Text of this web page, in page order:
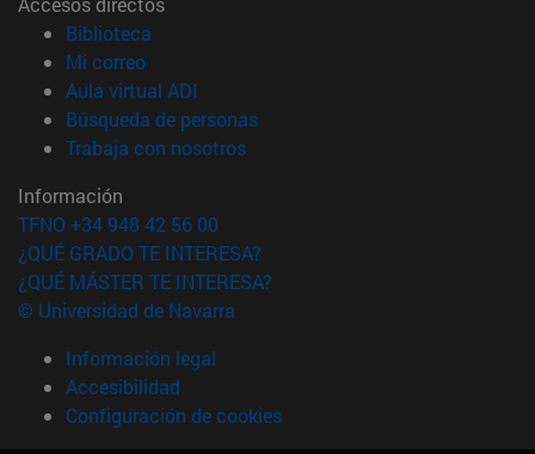
Biblioteca
Mi correo(abre en nueva ventana)
Aula virtual ADI
Búsqueda de personas(abre en nueva ventana)
Trabaja con nosotros(abre en nueva ventana)
Información
TFNO +34 948 42 56 00
¿QUÉ GRADO TE INTERESA?
¿QUÉ MÁSTER TE INTERESA?
© Universidad de Navarra
Información legal
Accesibilidad
Configuración de cookies